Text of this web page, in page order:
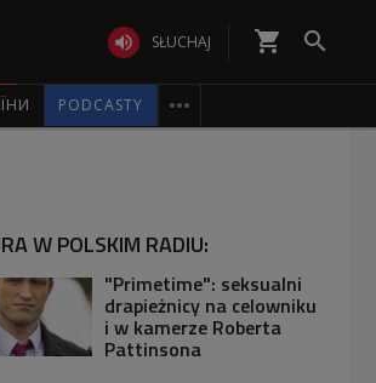
 SŁUCHAJ shopping_cart 
PODCASTY 
W POLSKIM RADIU:
"Primetime": seksualni
drapieżnicy na celowniku
i w kamerze Roberta
Pattinsona